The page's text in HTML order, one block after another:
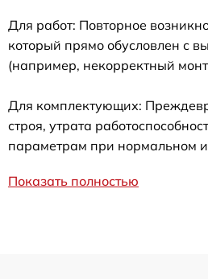
Для работ: Повторное
который прямо обусловлен с
(например, некорректный
Для комплектующих:
строя, утрата
параметрам при нормальном
Показать полностью